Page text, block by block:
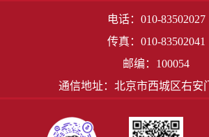
电话：010-83502027
传真：010-83502041
邮编：100054
通信地址：北京市西城区右安